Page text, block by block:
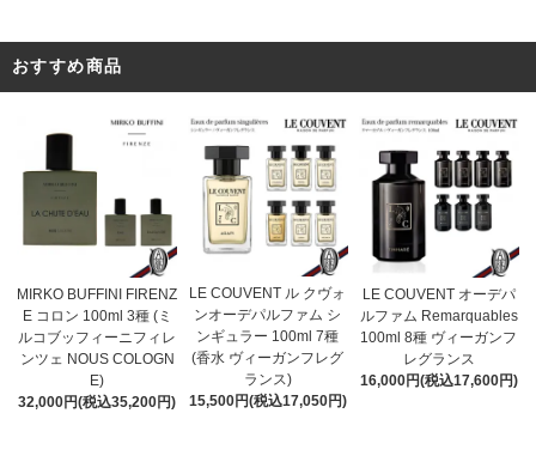
おすすめ商品
MIRKO BUFFINI FIRENZ
E コロン 100ml 3種 (ミ
ルコブッフィーニフィレ
ンツェ NOUS COLOGN
E)
32,000円(税込35,200円)
LE COUVENT ル クヴォ
ンオーデパルファム シ
ンギュラー 100ml 7種
(香水 ヴィーガンフレグ
ランス)
15,500円(税込17,050円)
LE COUVENT オーデパ
ルファム Remarquables
100ml 8種 ヴィーガンフ
レグランス
16,000円(税込17,600円)